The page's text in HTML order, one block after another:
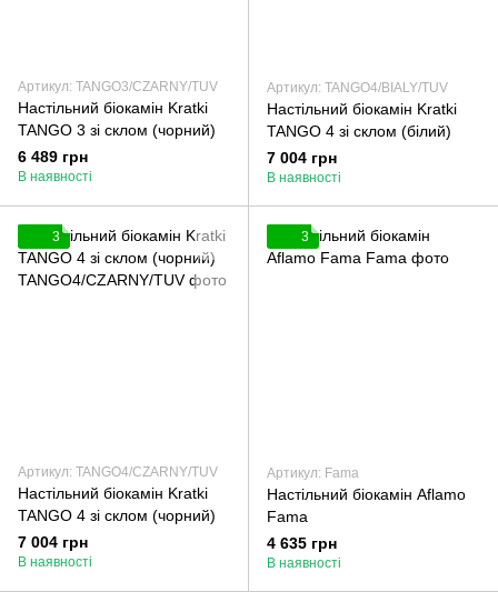
Артикул: TANGO3/CZARNY/TUV
Настільний біокамін Kratki
TANGO 3 зі склом (чорний)
6 489 грн
В наявності
Артикул: TANGO4/BIALY/TUV
Настільний біокамін Kratki
TANGO 4 зі склом (білий)
7 004 грн
В наявності
3
Артикул: TANGO4/CZARNY/TUV
Настільний біокамін Kratki
TANGO 4 зі склом (чорний)
7 004 грн
В наявності
3
Артикул: Fama
Настільний біокамін Aflamo
Fama
4 635 грн
В наявності